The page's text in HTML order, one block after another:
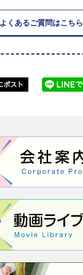
よくあるご質問はこちら